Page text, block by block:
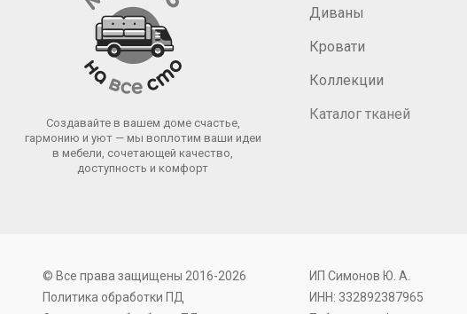
Создавайте в вашем доме счастье,
гармонию и уют — мы воплотим ваши идеи
в мебели, сочетающей качество,
доступность и комфорт
Диваны
Кровати
Коллекции
Каталог тканей
© Все права защищены 2016-2026
Политика обработки ПД
ИП Симонов Ю. А.
ИНН: 332892387965